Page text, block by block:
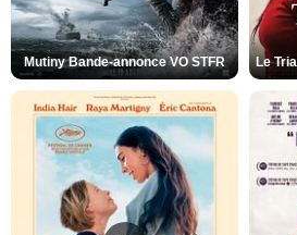
Mutiny Bande-annonce VO STFR Le